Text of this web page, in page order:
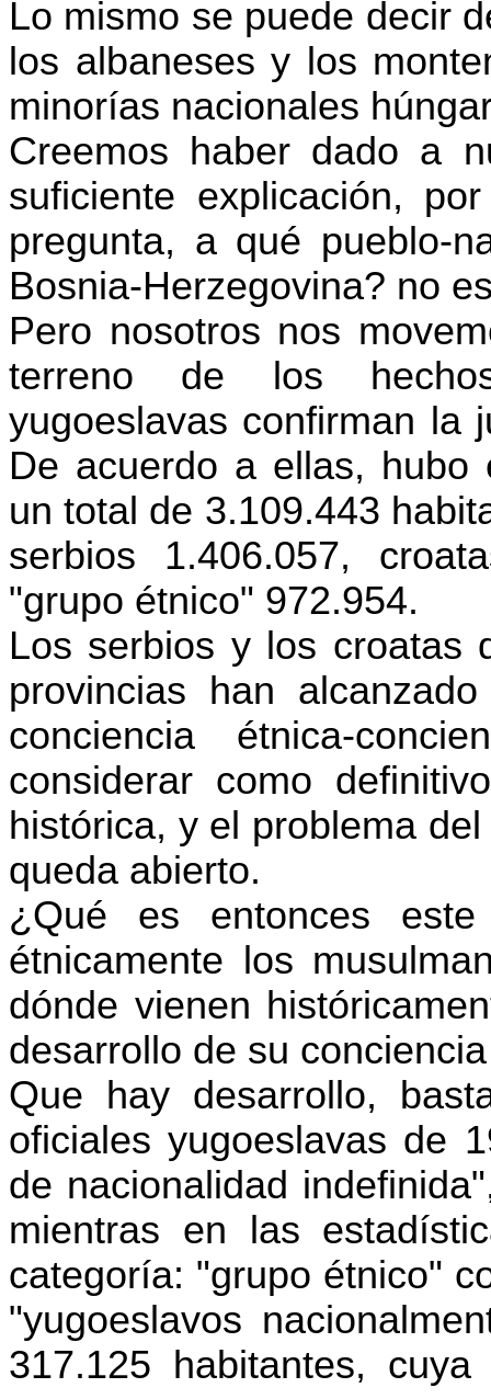
Lo mismo se puede decir
los albaneses y los
minorías nacionales
Creemos haber dado a
suficiente explicación,
pregunta, a qué pueblo-
Bosnia-Herzegovina? no
Pero nosotros nos
terreno de los
yugoeslavas confirman la
De acuerdo a ellas, hubo
un total de 3.109.443
serbios 1.406.057,
"grupo étnico" 972.954.
Los serbios y los croatas
provincias han
conciencia étnica-
considerar como
histórica, y el problema
queda abierto.
¿Qué es entonces
étnicamente los
dónde vienen
desarrollo de su
Que hay desarrollo,
oficiales yugoeslavas de
de nacionalidad
mientras en las
categoría: "grupo étnico"
"yugoeslavos
317.125 habitantes,